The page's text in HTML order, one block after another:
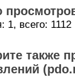
1, всего: 1112
также